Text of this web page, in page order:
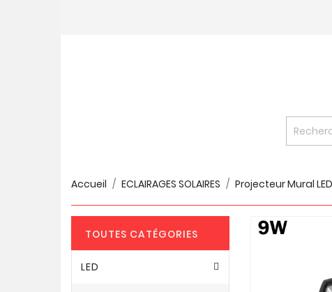
Accueil ECLAIRAGES SOLAIRES Projecteur Mural LED
TOUTES CATÉGORIES
LED